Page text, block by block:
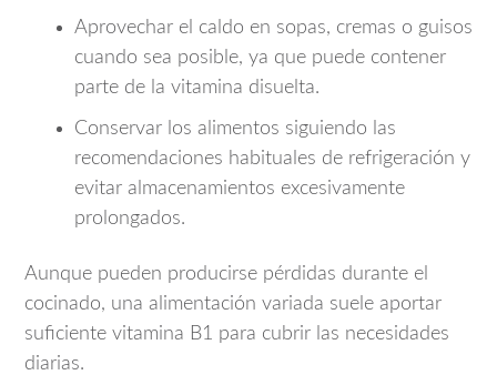
Aprovechar el caldo en sopas, cremas o guisos
cuando sea posible, ya que puede contener
parte de la vitamina disuelta.
Conservar los alimentos siguiendo las
recomendaciones habituales de refrigeración y
evitar almacenamientos excesivamente
prolongados.
Aunque pueden producirse pérdidas durante el
cocinado, una alimentación variada suele aportar
suficiente vitamina B1 para cubrir las necesidades
diarias.